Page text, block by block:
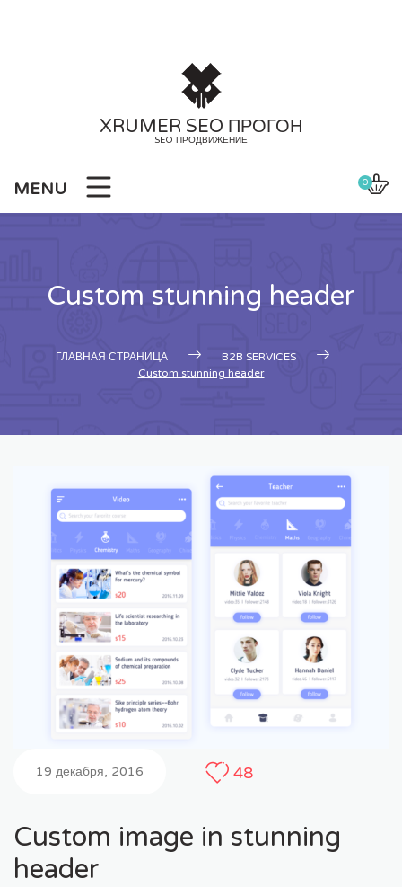
XRUMER SEO ПРОГОН
SEO ПРОДВИЖЕНИЕ
MENU 0
Custom stunning header
ГЛАВНАЯ СТРАНИЦА
B2B SERVICES
Custom stunning header
19 декабря, 2016 48
Custom image in stunning
header